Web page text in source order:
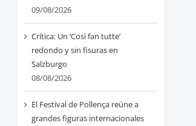
09/08/2026
Crítica: Un ‘Così fan tutte’
redondo y sin fisuras en
Salzburgo
08/08/2026
El Festival de Pollença reúne a
grandes figuras internacionales